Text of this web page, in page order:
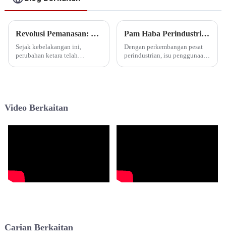
Revolusi Pemanasan: Cara Pam Haba Mendahului Relau
Sejak kebelakangan ini,
perubahan ketara telah
tradisional. Anjakan ini bukan
Pam Haba Perindustrian Menerajui Revolusi Tenaga: Pemuliharaan Tenaga yang Cekap dan Pembangunan Hijau untuk Industri
Dengan perkembangan pesat
perindustrian, isu penggunaan
Video Berkaitan
Carian Berkaitan